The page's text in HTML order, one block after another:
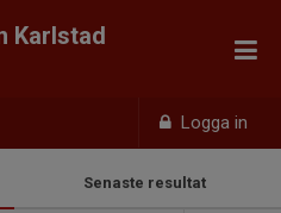
Logga in
Karlstad
Senaste resultat